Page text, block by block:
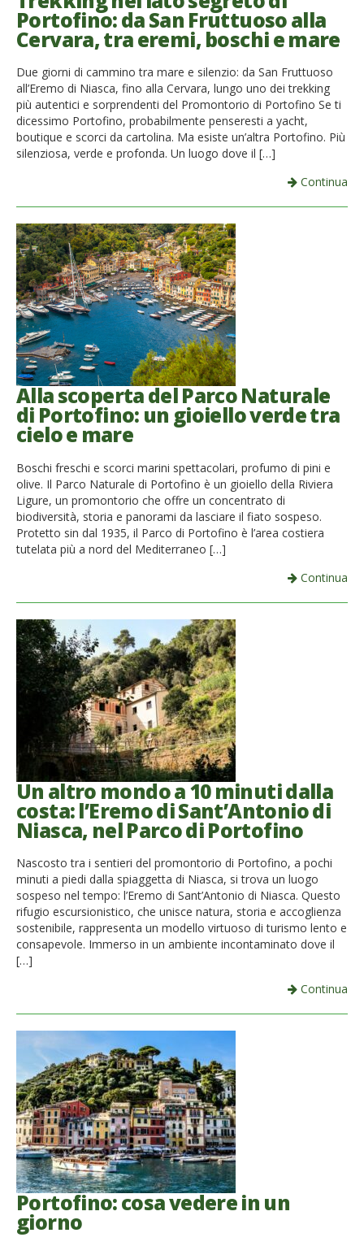
French
Portofino: da San Fruttuoso alla
Cervara, tra eremi, boschi e mare
Due giorni di cammino tra mare e silenzio: da San Fruttuoso
all’Eremo di Niasca, fino alla Cervara, lungo uno dei trekking
più autentici e sorprendenti del Promontorio di Portofino Se ti
dicessimo Portofino, probabilmente penseresti a yacht,
boutique e scorci da cartolina. Ma esiste un’altra Portofino. Più
silenziosa, verde e profonda. Un luogo dove il […]
Continua
Alla scoperta del Parco Naturale
di Portofino: un gioiello verde tra
cielo e mare
Boschi freschi e scorci marini spettacolari, profumo di pini e
olive. Il Parco Naturale di Portofino è un gioiello della Riviera
Ligure, un promontorio che offre un concentrato di
biodiversità, storia e panorami da lasciare il fiato sospeso.
Protetto sin dal 1935, il Parco di Portofino è l’area costiera
tutelata più a nord del Mediterraneo […]
Continua
Un altro mondo a 10 minuti dalla
costa: l’Eremo di Sant’Antonio di
Niasca, nel Parco di Portofino
Nascosto tra i sentieri del promontorio di Portofino, a pochi
minuti a piedi dalla spiaggetta di Niasca, si trova un luogo
sospeso nel tempo: l’Eremo di Sant’Antonio di Niasca. Questo
rifugio escursionistico, che unisce natura, storia e accoglienza
sostenibile, rappresenta un modello virtuoso di turismo lento e
consapevole. Immerso in un ambiente incontaminato dove il
[…]
Continua
Portofino: cosa vedere in un
giorno